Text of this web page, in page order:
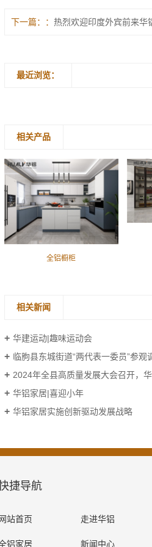
下一篇： 热烈欢迎印度外宾前来华
最近浏览：
相关产品
全铝橱柜
相关新闻
华建运动|趣味运动会
临朐县东城街道“两代表一委员”参观调研华铝家居，共话高质量
2024年全县高质量发展大会召开，华铝集团获得县委、
华铝家居|喜迎小年
华铝家居实施创新驱动发展战略
捷导航
站首页 走进华铝
铝家居 新闻中心